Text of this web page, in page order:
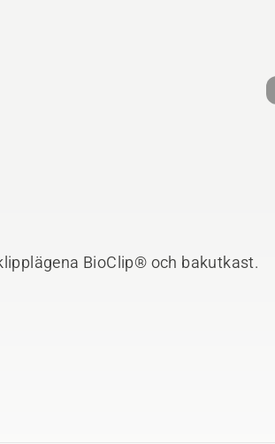
BioClip® och bakutkast.